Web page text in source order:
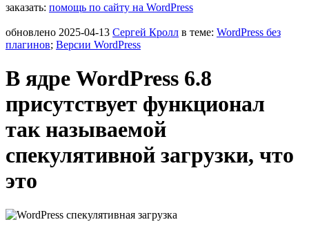
заказать: помощь по сайту на WordPress
обновлено 2025-04-13 Сергей Кролл в теме: WordPress без
плагинов; Версии WordPress
В ядре WordPress 6.8
присутствует функционал
так называемой
спекулятивной загрузки, что
это